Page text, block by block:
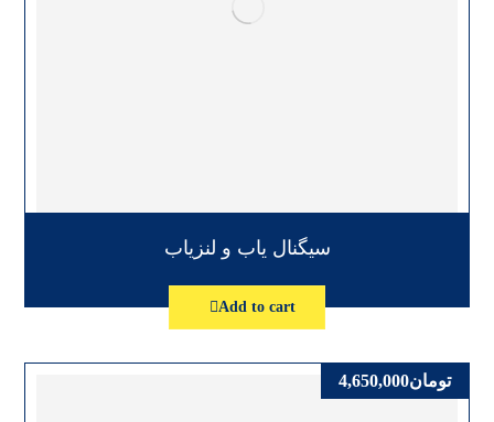
سیگنال یاب و لنزیاب
Add to cart
تومان4,650,000